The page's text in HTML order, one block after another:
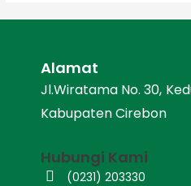
Alamat
Jl.Wiratama No. 30,
Kabupaten Cirebon
Hubungi Kami
(0231) 203330